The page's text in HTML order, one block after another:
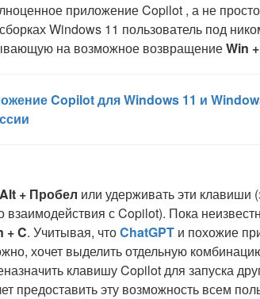
приложение Copilot , а не
Windows 11 пользователь под
на возможное возвращениеWin
Copilot для Windows 11 и
Alt + Пробел или удерживать эти клавиши
взаимодействия с Copilot). Пока
+ C. Учитывая, чтоChatGPT и похожие
хочет выделить отдельную
клавишу Copilot для запуска
предоставить эту возможность всем